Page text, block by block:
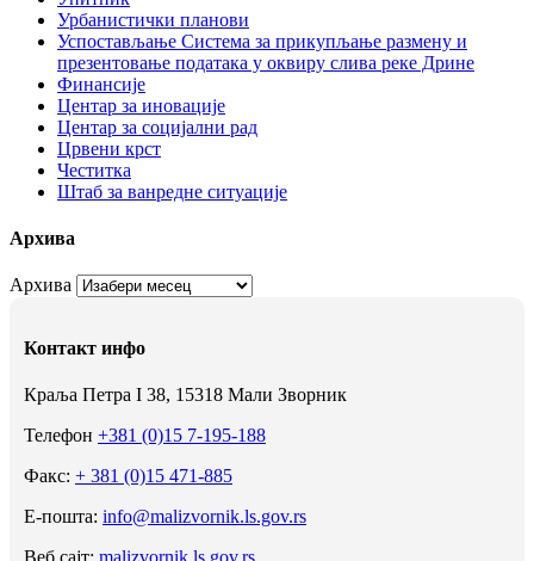
Урбанистички планови
Успостављање Система за прикупљање размену и
презентовање података у оквиру слива реке Дрине
Финансије
Центар за иновације
Центар за социјални рад
Црвени крст
Честитка
Штаб за ванредне ситуације
Архива
Архива
Контакт инфо
Краља Петра I 38, 15318 Мали Зворник
Телефон +381 (0)15 7-195-188
Факс: + 381 (0)15 471-885
Е-пошта: info@malizvornik.ls.gov.rs
Веб сајт: malizvornik.ls.gov.rs